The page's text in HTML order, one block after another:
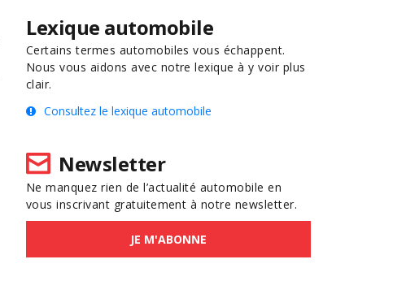
Lexique automobile
Certains termes automobiles vous échappent.
Nous vous aidons avec notre lexique à y voir plus
clair.
Consultez le lexique automobile
Newsletter
Ne manquez rien de l’actualité automobile en
vous inscrivant gratuitement à notre newsletter.
JE M'ABONNE